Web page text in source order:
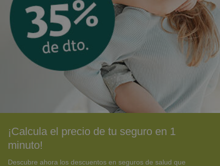
¡Calcula el precio de tu seguro en 1
minuto!
Descubre ahora los descuentos en seguros de salud que